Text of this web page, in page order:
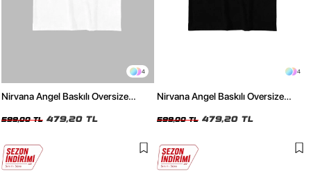
4
Nirvana Angel Baskılı Oversize
599,00 TL 479,20 TL
4
Nirvana Angel Baskılı Oversize
599,00 TL 479,20 TL